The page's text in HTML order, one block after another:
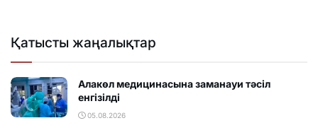
Қатысты жаңалықтар
Алакөл медицинасына заманауи тәсіл
енгізілді
05.08.2026